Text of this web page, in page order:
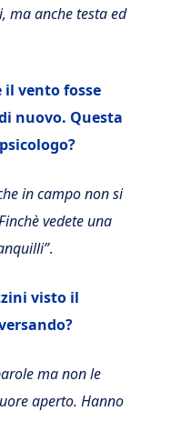
ma anche testa ed
il vento fosse
nuovo. Questa
in campo non si
vedete una
.
visto il
ma non le
aperto. Hanno